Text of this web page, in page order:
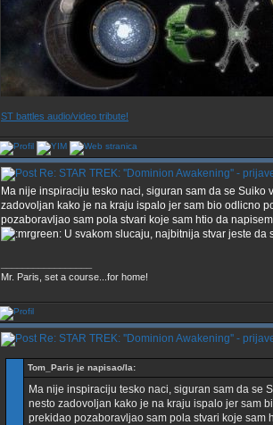
ST battles audio/video tribute!
Re: STAR TREK: ''Dominion Awakening'' -
Ma nije inspiraciju tesko naci, siguran sam da se Suiko
zadovoljan kako je na kraju ispalo jer sam bio odlicno
pozaboravljao sam pola stvari koje sam htio da
U svakom slucaju, najbitnija stvar jeste
Mr. Paris, set a course...for home!
Re: STAR TREK: ''Dominion Awakening'' -
Tom_Paris je napisao/la:
Ma nije inspiraciju tesko naci, siguran sam da se
nesto zadovoljan kako je na kraju ispalo jer sam
prekidao pozaboravljao sam pola stvari koje sam